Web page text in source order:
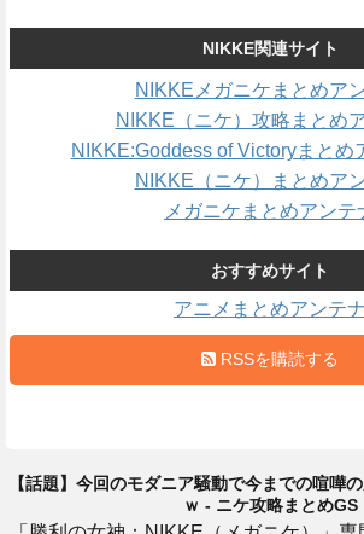
NIKKE関連サイト
NIKKEメガニケまとめア
NIKKE（ニケ）攻略まとめ
NIKKE:Goddess of Victoryまとめ
NIKKE（ニケ）まとめア
メガニケまとめアンテ
おすすめサイト
アニメまとめアンテナ
RSSを購読する
【話題】今回のモダニア騒動で今までの喧嘩
ｗ - ニケ攻略まとめGS